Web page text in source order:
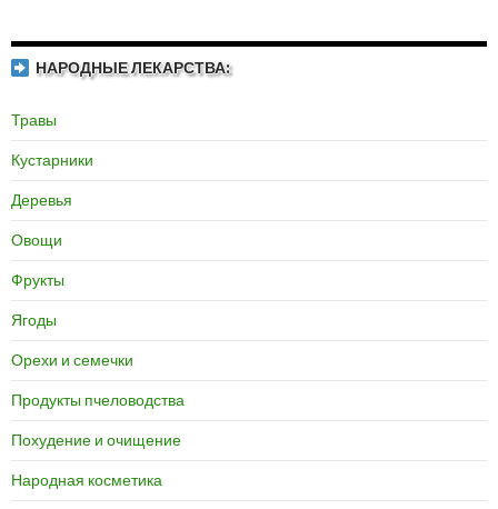
НАРОДНЫЕ ЛЕКАРСТВА:
Травы
Кустарники
Деревья
Овощи
Фрукты
Ягоды
Орехи и семечки
Продукты пчеловодства
Похудение и очищение
Народная косметика